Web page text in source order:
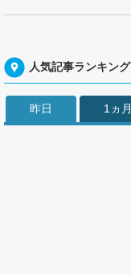
人気記事ランキング
昨日 1ヵ月